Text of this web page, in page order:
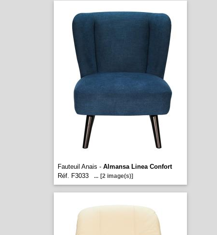
Fauteuil Anais - Almansa Linea Confort
Réf. F3033
... [2 image(s)]